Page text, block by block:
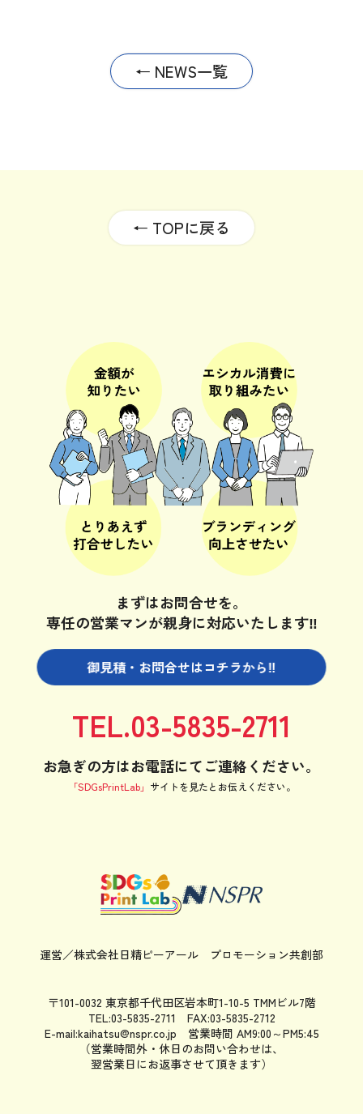
← NEWS一覧
← TOPに戻る
まずはお問合せを。
専任の営業マンが親身に対応いたします‼
御見積・お問合せはコチラから‼
お急ぎの方はお電話にてご連絡ください。
TEL.03-5835-2711
「SDGsPrintLab」 サイトを見たと お伝えください。
運営／株式会社日精ピーアール プロモーション共創部
〒101-0032 東京都千代田区岩本町1-10-5 TMMビル7階
TEL:03-5835-2711 FAX:03-5835-2712
E-mail:kaihatsu@nspr.co.jp 営業時間 AM9:00～PM5:45
（営業時間外・休日のお問い合わせは、
翌営業日にお返事させて頂きます）